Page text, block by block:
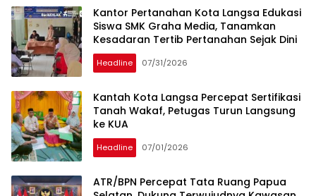
Kantor Pertanahan Kota Langsa Edukasi
Siswa SMK Graha Media, Tanamkan
Kesadaran Tertib Pertanahan Sejak Dini
Headline 07/31/2026
Kantah Kota Langsa Percepat Sertifikasi
Tanah Wakaf, Petugas Turun Langsung
ke KUA
Headline 07/01/2026
ATR/BPN Percepat Tata Ruang Papua